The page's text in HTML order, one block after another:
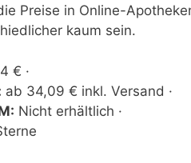
Preise in Online-
kaum sein.
€ ·
ab 34,09 € inkl. Versand ·
Nicht erhältlich ·